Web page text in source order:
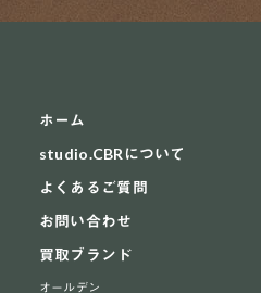
ホーム
studio.CBRについて
よくあるご質問
お問い合わせ
買取ブランド
オールデン